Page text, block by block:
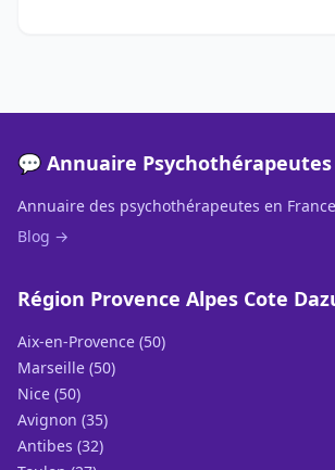
💬 Annuaire Psychothérapeutes
Annuaire des psychothérapeutes en
Blog →
Région Provence Alpes Cote
Aix-en-Provence (50)
Marseille (50)
Nice (50)
Avignon (35)
Antibes (32)